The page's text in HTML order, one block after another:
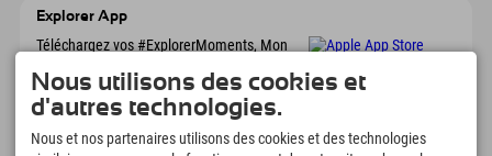
Explorer App
Téléchargez vos #ExplorerMoments, Mon
réservations, liste de choses à faire, aperçu
des restaurants et bien plus encore.
Téléchargez-le maintenant !
Nous utilisons des cookies et
d'autres technologies.
Nous et nos partenaires utilisons des cookies et des technologies